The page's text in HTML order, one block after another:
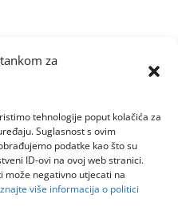
za
tehnologije poput kolačića za
Suglasnost s ovim
podatke kao što su
ID-ovi na ovoj web stranici.
može negativno utjecati na
više informacija o politici